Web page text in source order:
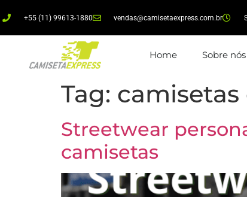
+55 (11) 99613-1880 vendas@camisetaexpress.com.br
Home Sobre nós
Tag: camisetas
Streetwear
camisetas